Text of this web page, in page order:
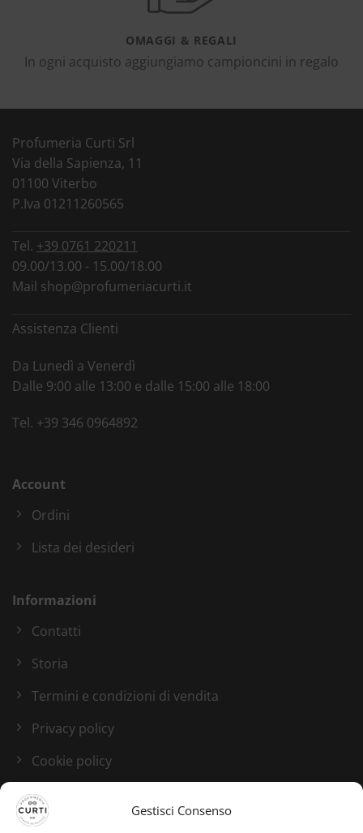
Gestisci Consenso
OMAGGI & REGALI
In ogni acquisto aggiungiamo campioncini in regalo
Profumeria Curti Srl
Via della Sapienza, 11
01100 Viterbo
P.Iva 01211260565
Tel. +39 0761 220211
09.00/13.00 - 15.00/18.00
Mail shop@profumeriacurti.it
Assistenza Clienti
Da Lunedì a Venerdì
Dalle 9:00 alle 13:00 e dalle 15:00 alle 18:00
Tel. +39 346 0964892
Account
Ordini
Lista dei desideri
Informazioni
Contatti
Storia
Termini e condizioni di vendita
Privacy policy
Cookie policy
Blog